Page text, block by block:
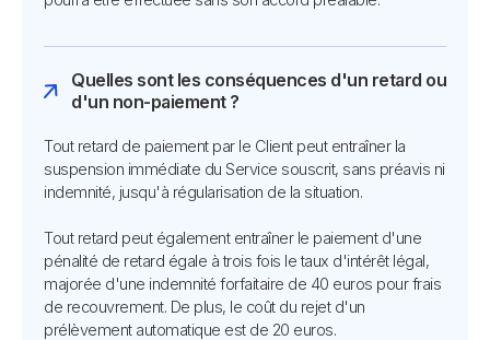
Quelles sont les conséquences d'un retard ou
d'un non-paiement ?
Tout retard de paiement par le Client peut entraîner la
suspension immédiate du Service souscrit, sans préavis ni
indemnité, jusqu'à régularisation de la situation.
Tout retard peut également entraîner le paiement d'une
pénalité de retard égale à trois fois le taux d'intérêt légal,
majorée d'une indemnité forfaitaire de 40 euros pour frais
de recouvrement. De plus, le coût du rejet d'un
prélèvement automatique est de 20 euros.